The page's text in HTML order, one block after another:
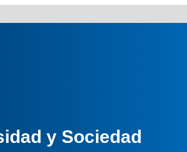
y Sociedad